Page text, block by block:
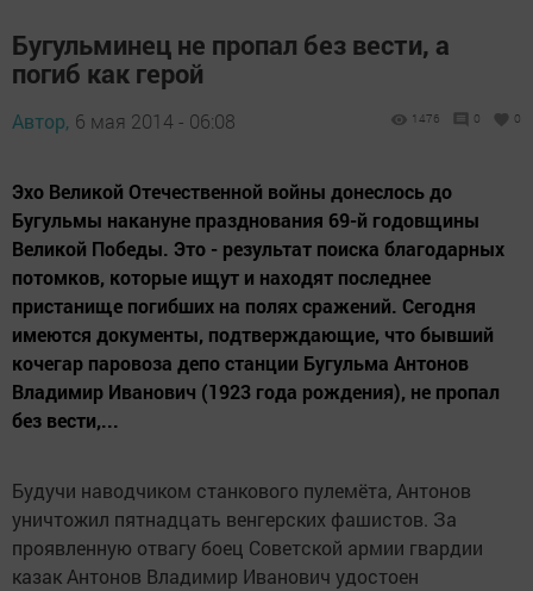
Бугульминец не пропал без вести, а
погиб как герой
Автор, 6 мая 2014 - 06:08 1476 0 0
Эхо Великой Отечественной войны донеслось до
Бугульмы накануне празднования 69-й годовщины
Великой Победы. Это - результат поиска благодарных
потомков, которые ищут и находят последнее
пристанище погибших на полях сражений. Сегодня
имеются документы, подтверждающие, что бывший
кочегар паровоза депо станции Бугульма Антонов
Владимир Иванович (1923 года рождения), не пропал
без вести,...
Будучи наводчиком станкового пулемёта, Антонов
уничтожил пятнадцать венгерских фашистов. За
проявленную отвагу боец Советской армии гвардии
казак Антонов Владимир Иванович удостоен